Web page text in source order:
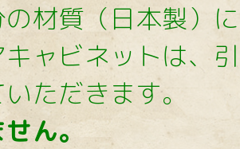
材質（日本製）に
ャビネットは、引
ただきます。
ん。